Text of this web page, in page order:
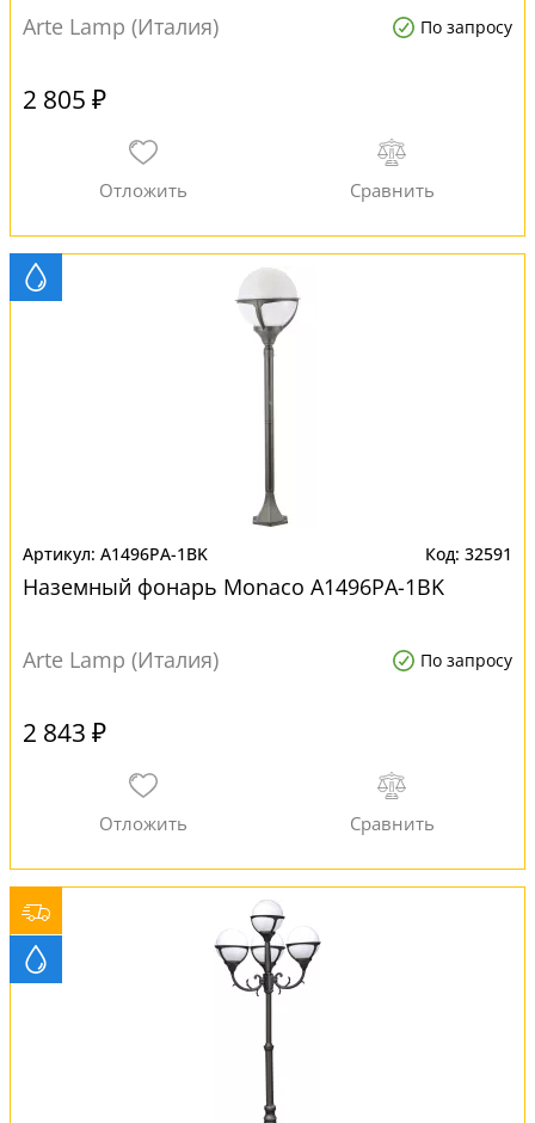
Arte Lamp (Италия) По запросу
2 805 ₽
A1496PA-1BK 32591
Наземный фонарь Monaco A1496PA-1BK
Arte Lamp (Италия) По запросу
2 843 ₽